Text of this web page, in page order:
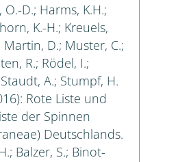
O.-D.; Harms, K.H.;
K.-H.; Kreuels,
Martin, D.; Muster, C.;
R.; Rödel, I.;
A.; Stumpf, H.
Rote Liste und
der Spinnen
Deutschlands.
Balzer, S.; Binot-